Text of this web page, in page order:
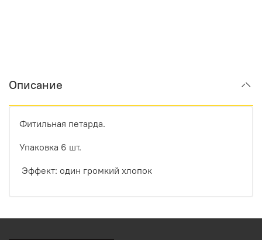
Описание
Фитильная петарда.
Упаковка 6 шт.
Эффект: один громкий хлопок